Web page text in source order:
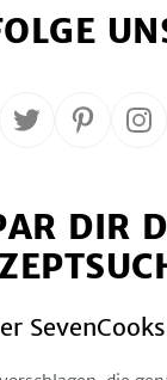
Folge
Twitter
Folge
Pinterest
DIR